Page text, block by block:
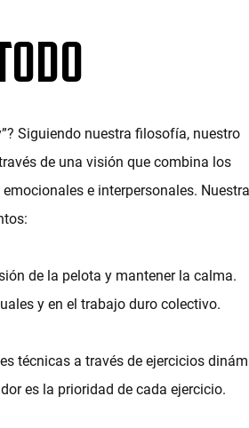
Siguiendo nuestra filosofía, nuestro
de una visión que combina los
e interpersonales. Nuestra
de la pelota y mantener la calma.
y en el trabajo duro colectivo.
técnicas a través de ejercicios
es la prioridad de cada ejercicio.